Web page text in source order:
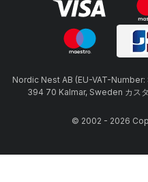
Nordic Nest AB (EU-VAT-
394 70 Kalmar, Sweden カス
© 2002 - 2026